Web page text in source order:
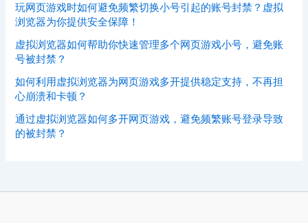
玩网页游戏时如何避免频繁切换小号引起的账号封禁？虚拟
浏览器为你提供安全保障！
虚拟浏览器如何帮助你快速管理多个网页游戏小号，避免账
号被封禁？
如何利用虚拟浏览器为网页游戏多开提供稳定支持，不再担
心崩溃和卡顿？
通过虚拟浏览器如何多开网页游戏，避免频繁账号登录导致
的被封禁？